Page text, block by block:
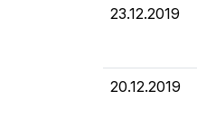
23.12.2019
20.12.2019